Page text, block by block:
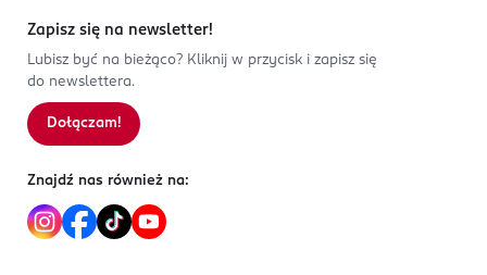
Zapisz się na newsletter!
Lubisz być na bieżąco? Kliknij w przycisk i zapisz się
do newslettera.
Dołączam!
Znajdź nas również na: